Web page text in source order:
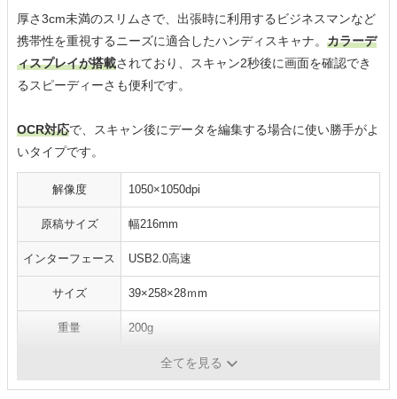
厚さ3cm未満のスリムさで、出張時に利用するビジネスマンなど
携帯性を重視するニーズに適合したハンディスキャナ。 カラーデ
ィスプレイが搭載されており、スキャン2秒後に画面を確認でき
るスピーディーさも便利です。
OCR対応で、スキャン後にデータを編集する場合に使い勝手がよ
いタイプです。
解像度 1050×1050dpi
原稿サイズ 幅216mm
インターフェース USB2.0高速
サイズ 39×258×28ｍm
重量 200g
全てを見る